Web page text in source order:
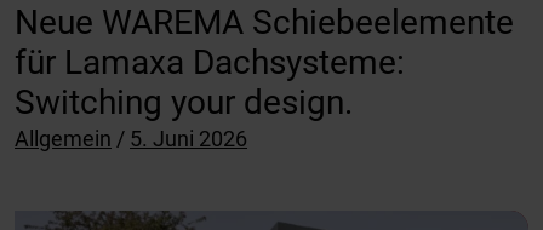
Neue WAREMA Schiebeelemente
für Lamaxa Dachsysteme:
Switching your design.
Allgemein / Posted on
5. Juni 2026